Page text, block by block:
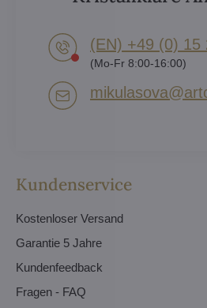
Kundenservice
Kostenloser Versand
Garantie 5 Jahre
Kundenfeedback
Fragen - FAQ
(EN) +49 (0) 15
(Mo-Fr 8:00-16:00)